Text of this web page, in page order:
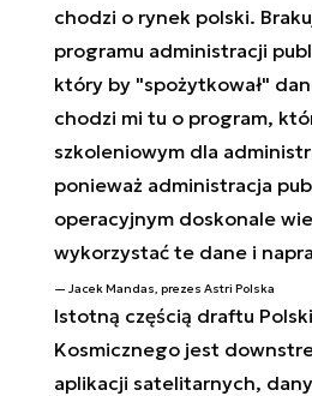
chodzi o rynek polski.
programu administracji
który by "spożytkował"
chodzi mi tu o program,
szkoleniowym dla
ponieważ administracja
operacyjnym doskonale
wykorzystać te dane i
Jacek Mandas, prezes Astri Polska
Istotną częścią draftu
Kosmicznego jest
aplikacji satelitarnych,